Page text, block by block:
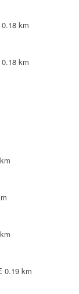
0.18 km
0.18 km
0.19 km